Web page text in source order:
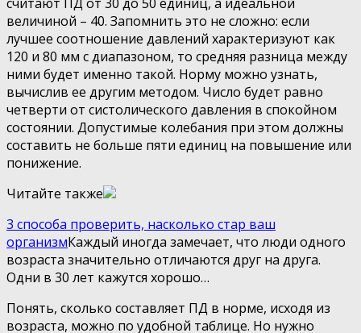
величиной – 40. Запомнить это не сложно: если
лучшее соотношение давлений характеризуют как
120 и 80 мм с диапазоном, то средняя разница между
ними будет именно такой. Норму можно узнать,
вычислив ее другим методом. Число будет равно
четверти от систолического давления в спокойном
состоянии. Допустимые колебания при этом должны
составить не больше пяти единиц на повышение или
понижение.
Читайте также
3 способа проверить, насколько стар ваш
организмКаждый иногда замечает, что люди одного
возраста значительно отличаются друг на друга.
Одни в 30 лет кажутся хорошо…
Понять, сколько составляет ПД в норме, исходя из
возраста, можно по удобной таблице. Но нужно